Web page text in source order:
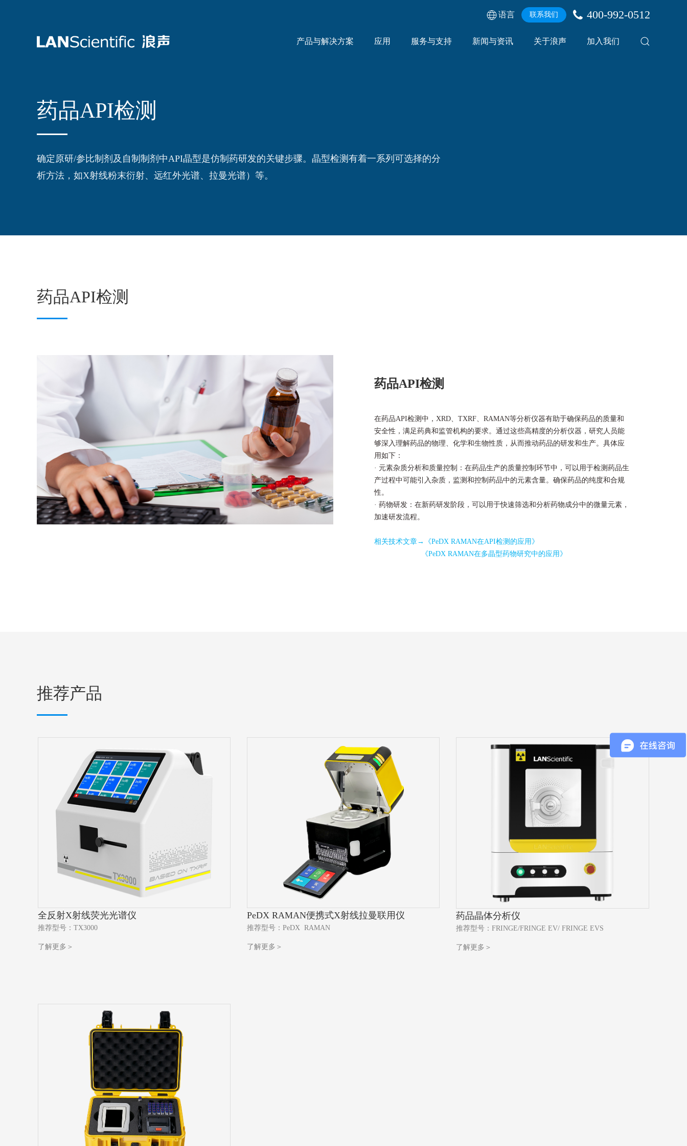
语言 联系我们 400-992-0512
产品与解决方案 应用 服务与支持 新闻与资讯 关于浪声 加入我们
药品API检测
确定原研/参比制剂及自制制剂中API晶型是仿制药研发的关键步骤。晶型检测有着一系列可选择的分
析方法，如X射线粉末衍射、远红外光谱、拉曼光谱）等。
药品API检测
药品API检测
在药品API检测中，XRD、TXRF、RAMAN等分析仪器有助于确保药品的质量和
安全性，满足药典和监管机构的要求。通过这些高精度的分析仪器，研究人员能
够深入理解药品的物理、化学和生物性质，从而推动药品的研发和生产。具体应
用如下：
· 元素杂质分析和 质量控制：在药品生产的质量控制环节中， 可以用于检测药品生
产过程中可能引入杂质， 监测和控制药品中的元素含量。 确保药品的纯度和合规
性。
· 药物研发：在新药研发阶段，可以用于快速筛选和分析药物成分中的微量元素，
加速研发流程。
相关技术文章→
《PeDX RAMAN在API检测的应用》
《PeDX RAMAN在多晶型药物研究中的应用》
推荐产品
全反射X射线荧光光谱仪
推荐型号：TX3000
了解更多＞
PeDX RAMAN便携式X射线拉曼联用仪
推荐型号： PeDX RAMAN
了解更多＞
药品晶体分析仪
推荐型号：FRINGE/FRINGE EV/ FRINGE EVS
了解更多＞